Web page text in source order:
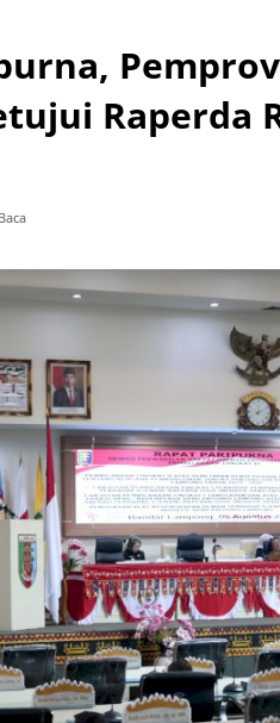
Raperda